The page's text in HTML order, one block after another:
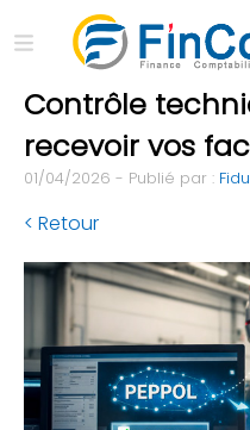
Contrôle
recevoir vos
01/04/2026 - Publié par :
< Retour